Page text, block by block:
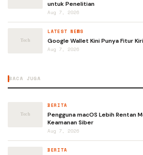
untuk Penelitian
Aug 7, 2026
LATEST NEWS
Google Wallet Kini Punya Fitur
Aug 7, 2026
BACA JUGA
BERITA
Pengguna macOS Lebih Rentan
Keamanan Siber
Aug 7, 2026
BERITA